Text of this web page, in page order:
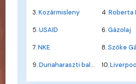
3.Kozármisleny 4.Roberta
5.USAID 6.Gázolaj
7.NKE 8.Szőke
9.Dunaharaszti baleset 10.